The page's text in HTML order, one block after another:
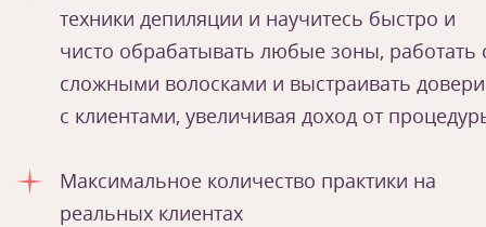
техники депиляции и научитесь быстро и
чисто обрабатывать любые зоны, работать
сложными волосками и выстраивать
с клиентами, увеличивая доход от
Максимальное количество практики на
реальных клиентах